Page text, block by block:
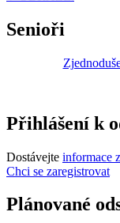
Senioři
Přihlášení k
Dostávejte informace
Chci se zaregistrovat
Plánované